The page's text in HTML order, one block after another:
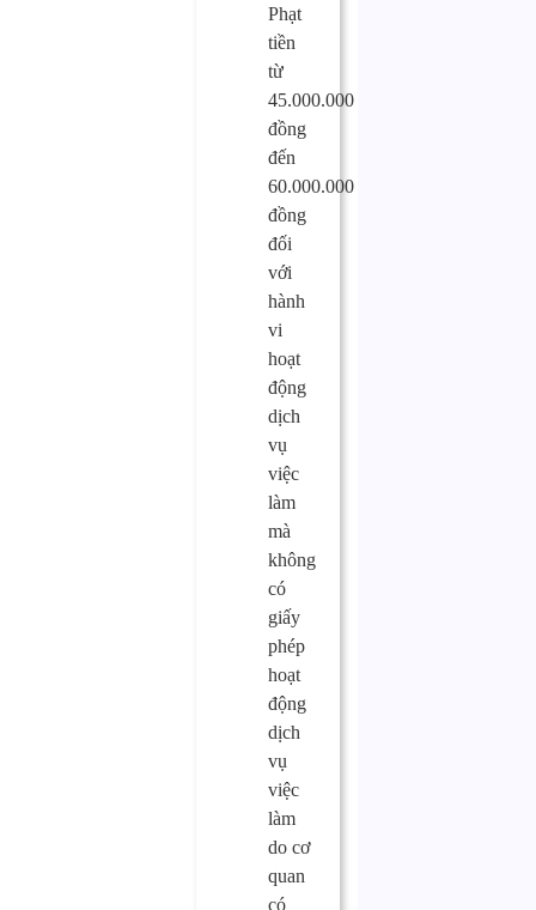
Phạt
tiền
từ
45.000.000
đồng
đến
60.000.000
đồng
đối
với
hành
vi
hoạt
động
dịch
vụ
việc
làm
mà
không
có
giấy
phép
hoạt
động
dịch
vụ
việc
làm
do cơ
quan
có